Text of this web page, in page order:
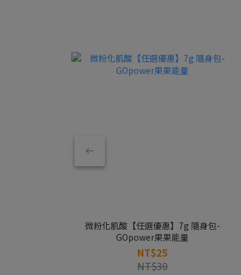
微粉化肌酸【任選優惠】7g 隨身包-
GOpower果果能量
NT$25
NT$30